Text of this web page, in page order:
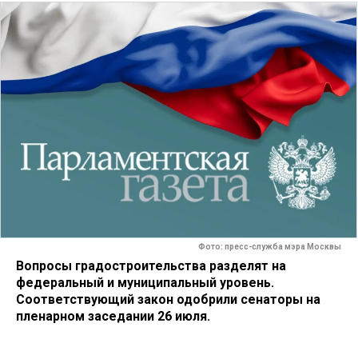
Фото: пресс-служба мэра Москвы
Вопросы градостроительства разделят на
федеральный и муниципальный уровень.
Соответствующий закон одобрили сенаторы на
пленарном заседании 26 июля.